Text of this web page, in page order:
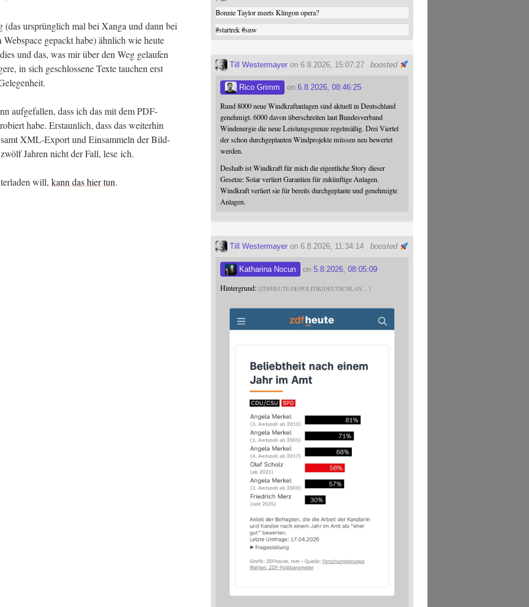
ursprüng­lich mal bei Xan­ga und dann bei
gepackt habe) ähn­lich wie heu­te
und das, was mir über den Weg gelau­fen
in sich geschlos­se­ne Tex­te tau­chen erst
auf­ge­fal­len, dass ich das mit dem PDF-
habe. Erstaun­lich, dass das wei­ter­hin
XML-Export und Ein­sam­meln der Bild­
Jah­ren nicht der Fall, lese ich.
will, kann das hier tun.
Bonnie Taylor meets Klingon opera?
#startrek #snw
boosted
Till Westermayer on 6.8.2026, 15:07:27
Rico Grimm on6.8.2026, 08:46:25
Rund 8000 neue Windkraftanlagen sind aktuell in Deutschland
genehmigt. 6000 davon überschreiten laut Bundesverband
Windenergie die neue Leistungsgrenze regelmäßig. Drei Viertel
der schon durchgeplanten Windprojekte müssen neu bewertet
werden.
Deshalb ist Windkraft für mich die eigentliche Story dieser
Gesetze: Solar verliert Garantien für zukünftige Anlagen.
Windkraft verliert sie für bereits durchgeplante und genehmigte
Anlagen.
boosted
Till Westermayer on 6.8.2026, 11:34:14
Katharina Nocun on5.8.2026, 08:05:09
Hintergrund: ZDFHEUTE.DE/POLITIK/DEUTSCHLAN